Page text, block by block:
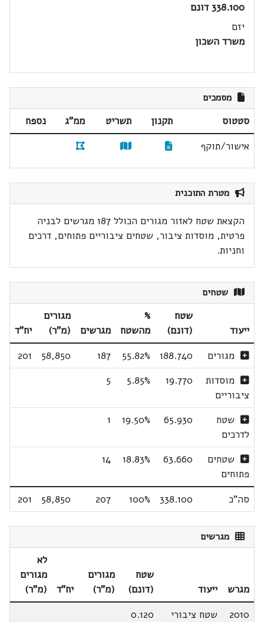
338.100 דונם
יזם
משרד השכון
מסמכים
סטטוס תקנון תשריט ממ"ג
נספח
אישור/תוקף
מטרת התוכנית
הקצאת שטח לאזור מגורים הכולל 187 מגרשים לבניה
פרטית, מוסדות ציבור, שטחים ציבוריים פתוחים, דרכים
וחניות.
שטחים
ייעוד
שטח
(דונם)
%
מהשטח
מגרשים
מגורים
(מ"ר)
יח"ד
מגורים
188.740
55.82%
187
58,850
201
מוסדות
ציבוריים
19.770
5.85%
5
שטח
לדרכים
65.930
19.50%
1
שטחים
פתוחים
63.660
18.83%
14
סה"כ 338.100
100%
207
58,850
201
מגרשים
מגרש ייעוד
שטח
(דונם)
מגורים
(מ"ר)
יח"ד
לא
מגורים
(מ"ר)
2010
שטח ציבורי
0.120